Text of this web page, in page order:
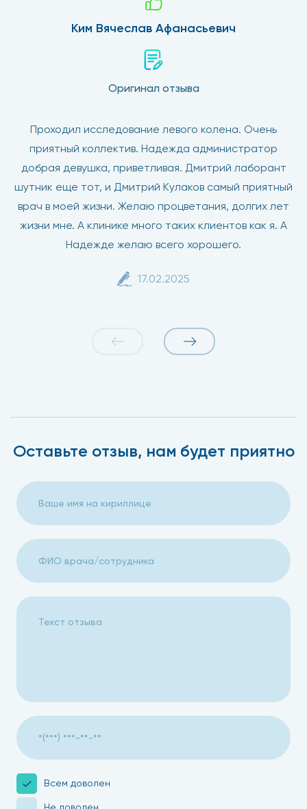
Ким Вячеслав Афанасьевич
Оригинал отзыва
Проходил исследование левого колена. Очень
приятный коллектив. Надежда администратор
добрая девушка, приветливая. Дмитрий лаборант
шутник еще тот, и Дмитрий Кулаков самый приятный
врач в моей жизни. Желаю процветания, долгих лет
жизни мне. А клинике много таких клиентов как я. А
Надежде желаю всего хорошего.
17.02.2025
Оставьте отзыв, нам будет приятно
Всем доволен